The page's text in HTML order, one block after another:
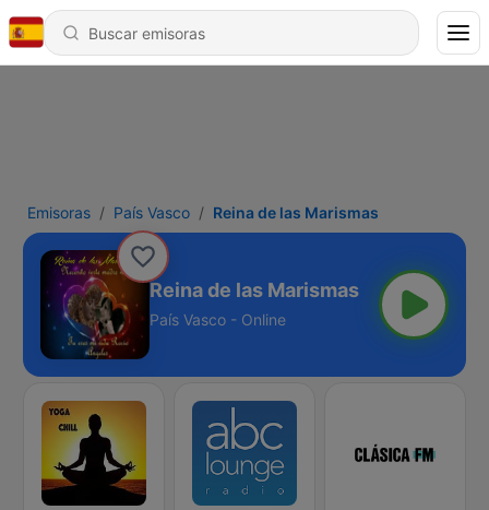
Emisoras País Vasco Reina de las Marismas
Reina de las Marismas
País Vasco - Online